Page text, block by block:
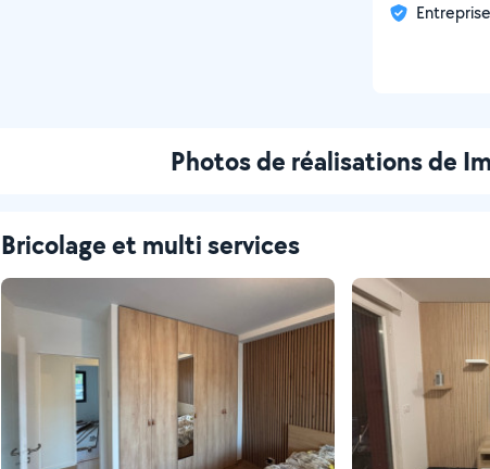
Photos de réalisations de
Bricolage et multi services